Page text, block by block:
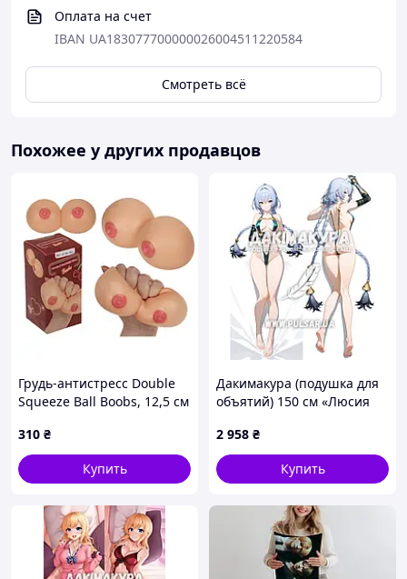
Оплата на счет
IBAN UA183077700000026004511220584
Смотреть всё
Похожее у других продавцов
Грудь-антистресс Double
Squeeze Ball Boobs, 12,5 см
310 ₴
Купить
Дакимакура (подушка для
объятий) 150 см «Люсия
tape 3
2 958 ₴
Купить